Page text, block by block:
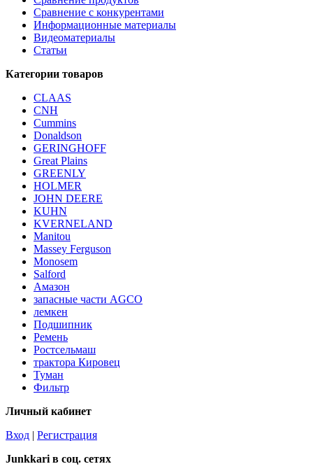
Сравнение с конкурентами
Информационные материалы
Видеоматериалы
Статьи
Категории товаров
CLAAS
CNH
Cummins
Donaldson
GERINGHOFF
Great Plains
GREENLY
HOLMER
JOHN DEERE
KUHN
KVERNELAND
Manitou
Massey Ferguson
Monosem
Salford
Амазон
запасные части AGCO
лемкен
Подшипник
Ремень
Ростсельмаш
трактора Кировец
Туман
Фильтр
Личный кабинет
Вход | Регистрация
Junkkari в соц. сетях